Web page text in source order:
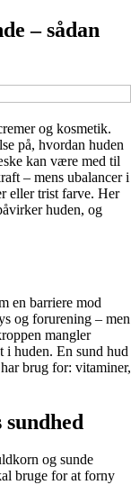
– sådan
og kosmetik.
på, hvordan huden
kan være med til
– mens ubalancer i
eller trist farve. Her
huden, og
en barriere mod
og forurening – men
mangler
huden. En sund hud
brug for: vitaminer,
og sunde
bruge for at forny